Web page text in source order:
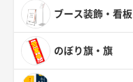
ブース装飾・看板
のぼり旗・旗